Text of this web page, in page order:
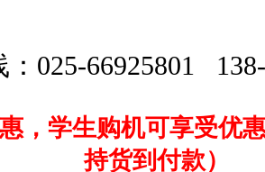
：025-66925801
惠，学生购机可享受优
持货到付款）